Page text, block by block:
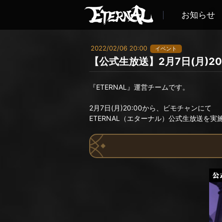
お知らせ
2022/02/06 20:00 イベント
【公式生放送】2月7日(月
『ETERNAL』運営チームです。
2月7日(月)20:00から、ビモチャンにて
ETERNAL（エターナル）公式生放送を実